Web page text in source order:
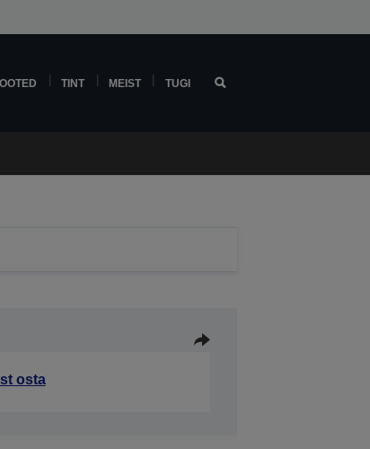
TINT MEIST TUGI
osta